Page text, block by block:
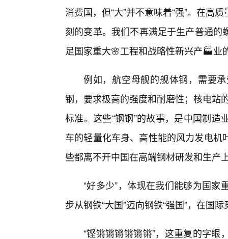
消费国，但“大”并不意味着“强”。在高
刻的变革。我们不再满足于生产普通
足国家重大🌸工程和战略性新兴产🏭业
例如，航空母舰的舰体钢，需要
钢，要求极高的强度和耐磨性；核电站
标准。这些“钢钢”的故事，是中国制
车的轻量化车身、高性能的风力发电
些都离不开中国在高端钢材研发和生产
“好多少”，体现在我们能够为国
步从钢铁“大国”迈向钢铁“强国”，在国
“铿锵锵锵锵锵锵”，这重复的字